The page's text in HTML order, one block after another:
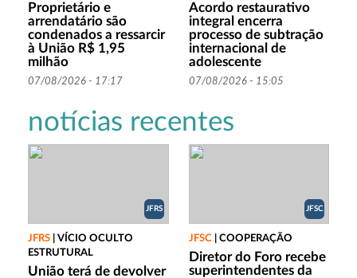
Proprietário e
arrendatário são
condenados a ressarcir
à União R$ 1,95
milhão
07/08/2026 - 17:17
Acordo restaurativo
integral encerra
processo de subtração
internacional de
adolescente
07/08/2026 - 15:05
notícias recentes
JFRS
JFRS
VÍCIO OCULTO
ESTRUTURAL
União terá de devolver
JFSC
JFSC| COOPERAÇÃO
Diretor do Foro recebe
superintendentes da